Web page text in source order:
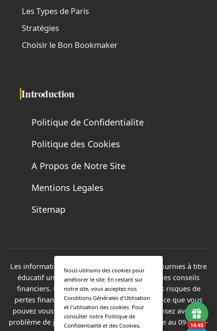
Les Types de Paris
Stratégies
Choisir le Bon Bookmaker
Introduction
Politique de Confidentialite
Politique des Cookies
A Propos de Notre Site
Mentions Legales
Sitemap
Les informations présentées sur ce site sont fournies à titre
éducatif uniquement et ne constituent pas des conseils
financiers. Les paris sportifs comportent des risques de
pertes financières. Ne misez jamais plus que ce que vous
pouvez vous permettre de perdre. Si vous pensez avoir un
problème de jeu, contactez Joueurs Info Service au 09-74-75-
Nous utilisons des cookies pour
améliorer le site. En restant sur
notre site, vous acceptez nos
Conditions Générales d'Utilisation
et l'utilisation des cookies. Pour
consulter notre Politique de
Confidentialité et des Cookies,
14:44